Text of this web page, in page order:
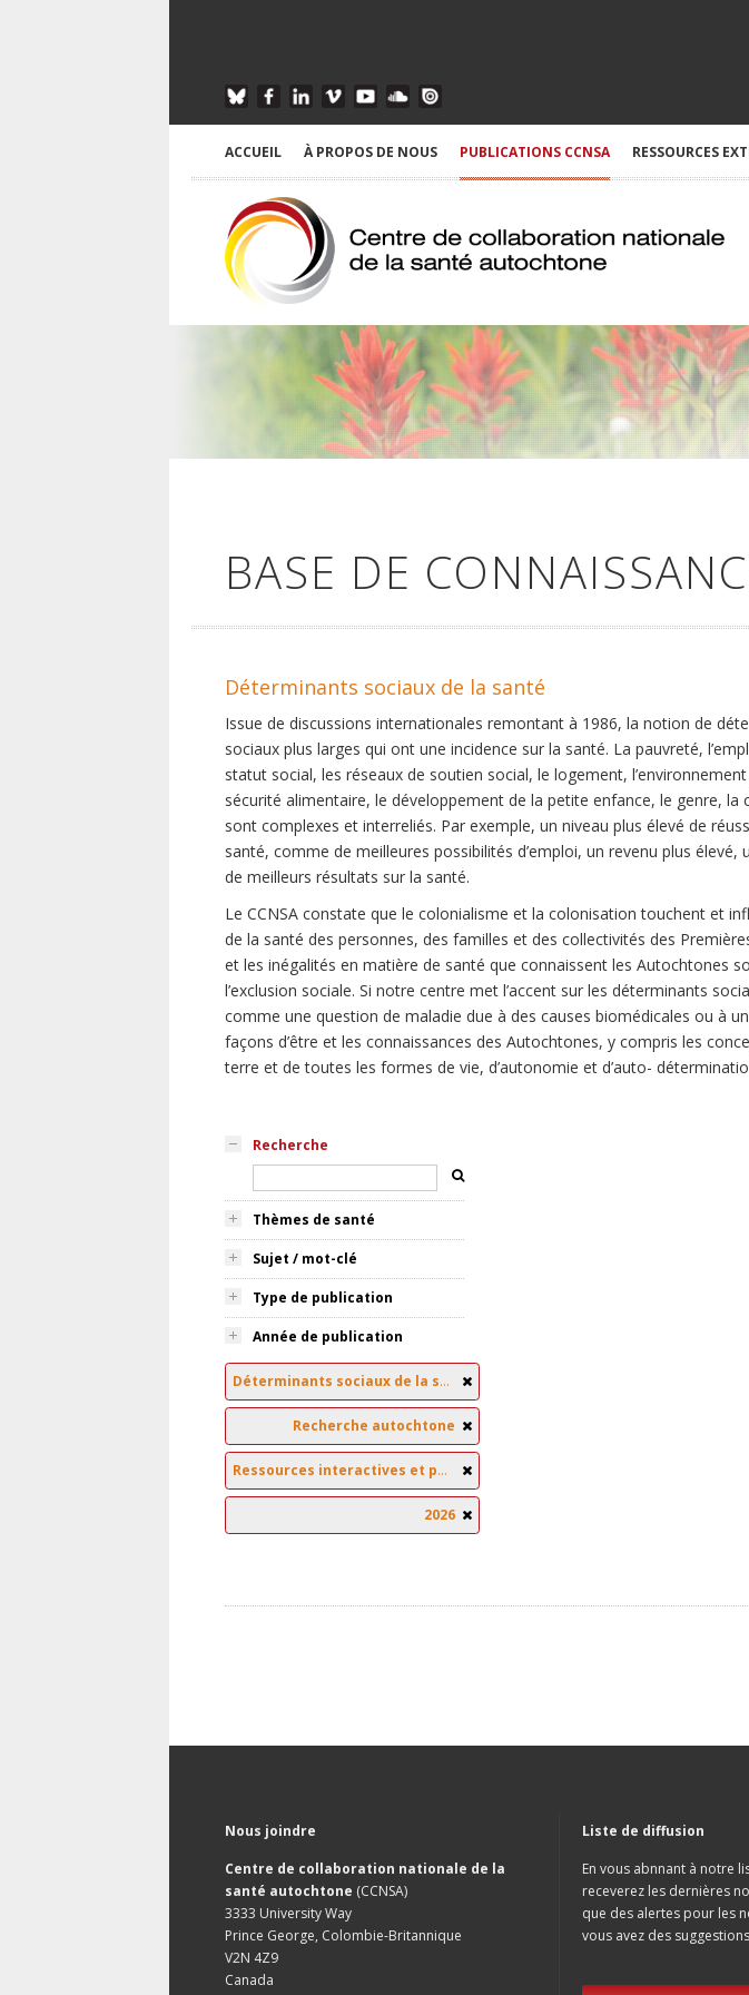
ACCUEIL À PROPOS DE NOUS PUBLICATIONS CCNSA RESSOURCES
BASE DE
Déterminants sociaux de la santé
Issue de discussions internationales remontant à 1986, la notion de
sociaux plus larges qui ont une incidence sur la santé. La pauvreté,
statut social, les réseaux de soutien social, le logement,
sécurité alimentaire, le développement de la petite enfance, le genre,
sont complexes et interreliés. Par exemple, un niveau plus élevé de
santé, comme de meilleures possibilités d’emploi, un revenu plus
de meilleurs résultats sur la santé.
Le CCNSA constate que le colonialisme et la colonisation touchent et
de la santé des personnes, des familles et des collectivités des
et les inégalités en matière de santé que connaissent les Autochtones
l’exclusion sociale. Si notre centre met l’accent sur les déterminants
comme une question de maladie due à des causes biomédicales ou à
façons d’être et les connaissances des Autochtones, y compris les
terre et de toutes les formes de vie, d’autonomie et d’auto-
Recherche
Thèmes de santé
Sujet / mot-clé
Type de publication
Année de publication
Déterminants sociaux de la santé
Recherche autochtone
Ressources interactives et pédagogiques
2026
Nous joindre
Centre de collaboration nationale de la
santé autochtone (CCNSA)
3333 University Way
Prince George, Colombie-Britannique
V2N 4Z9
Canada
Liste de diffusion
En vous abnnant à notre
receverez les dernières
que des alertes pour les
vous avez des suggestions